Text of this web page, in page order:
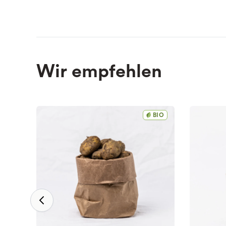
Wir empfehlen
BIO